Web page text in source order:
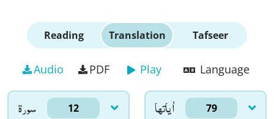
Reading Translation Tafseer
Audio PDF Play Language
سورۃ 12 اٰياتها 79